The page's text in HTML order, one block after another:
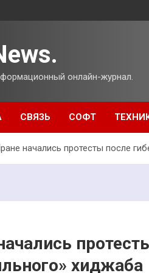
онлайн-журнал.
СВЯЗЬ СОФТ
начались протесты после
хиджаба